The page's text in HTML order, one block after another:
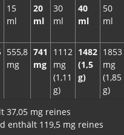
15
ml
20
ml
30
ml
40
ml
50
ml
555,8
mg
741
mg
1112
mg
(1,11
g)
1482
(1,5
g)
1853
mg
(1,85
g)
37,05 mg reines
enthält 119,5 mg reines